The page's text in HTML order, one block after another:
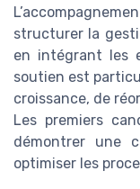
structurer la
en intégrant les
soutien est
croissance, de
Les premiers
démontrer une
optimiser les